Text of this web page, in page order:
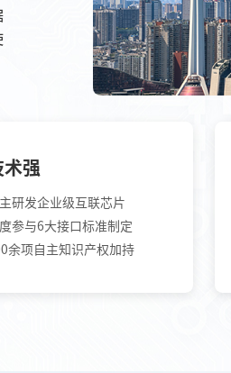
术强
研发企业级互联芯片
参与6大接口标准制定
余项自主知识产权加持